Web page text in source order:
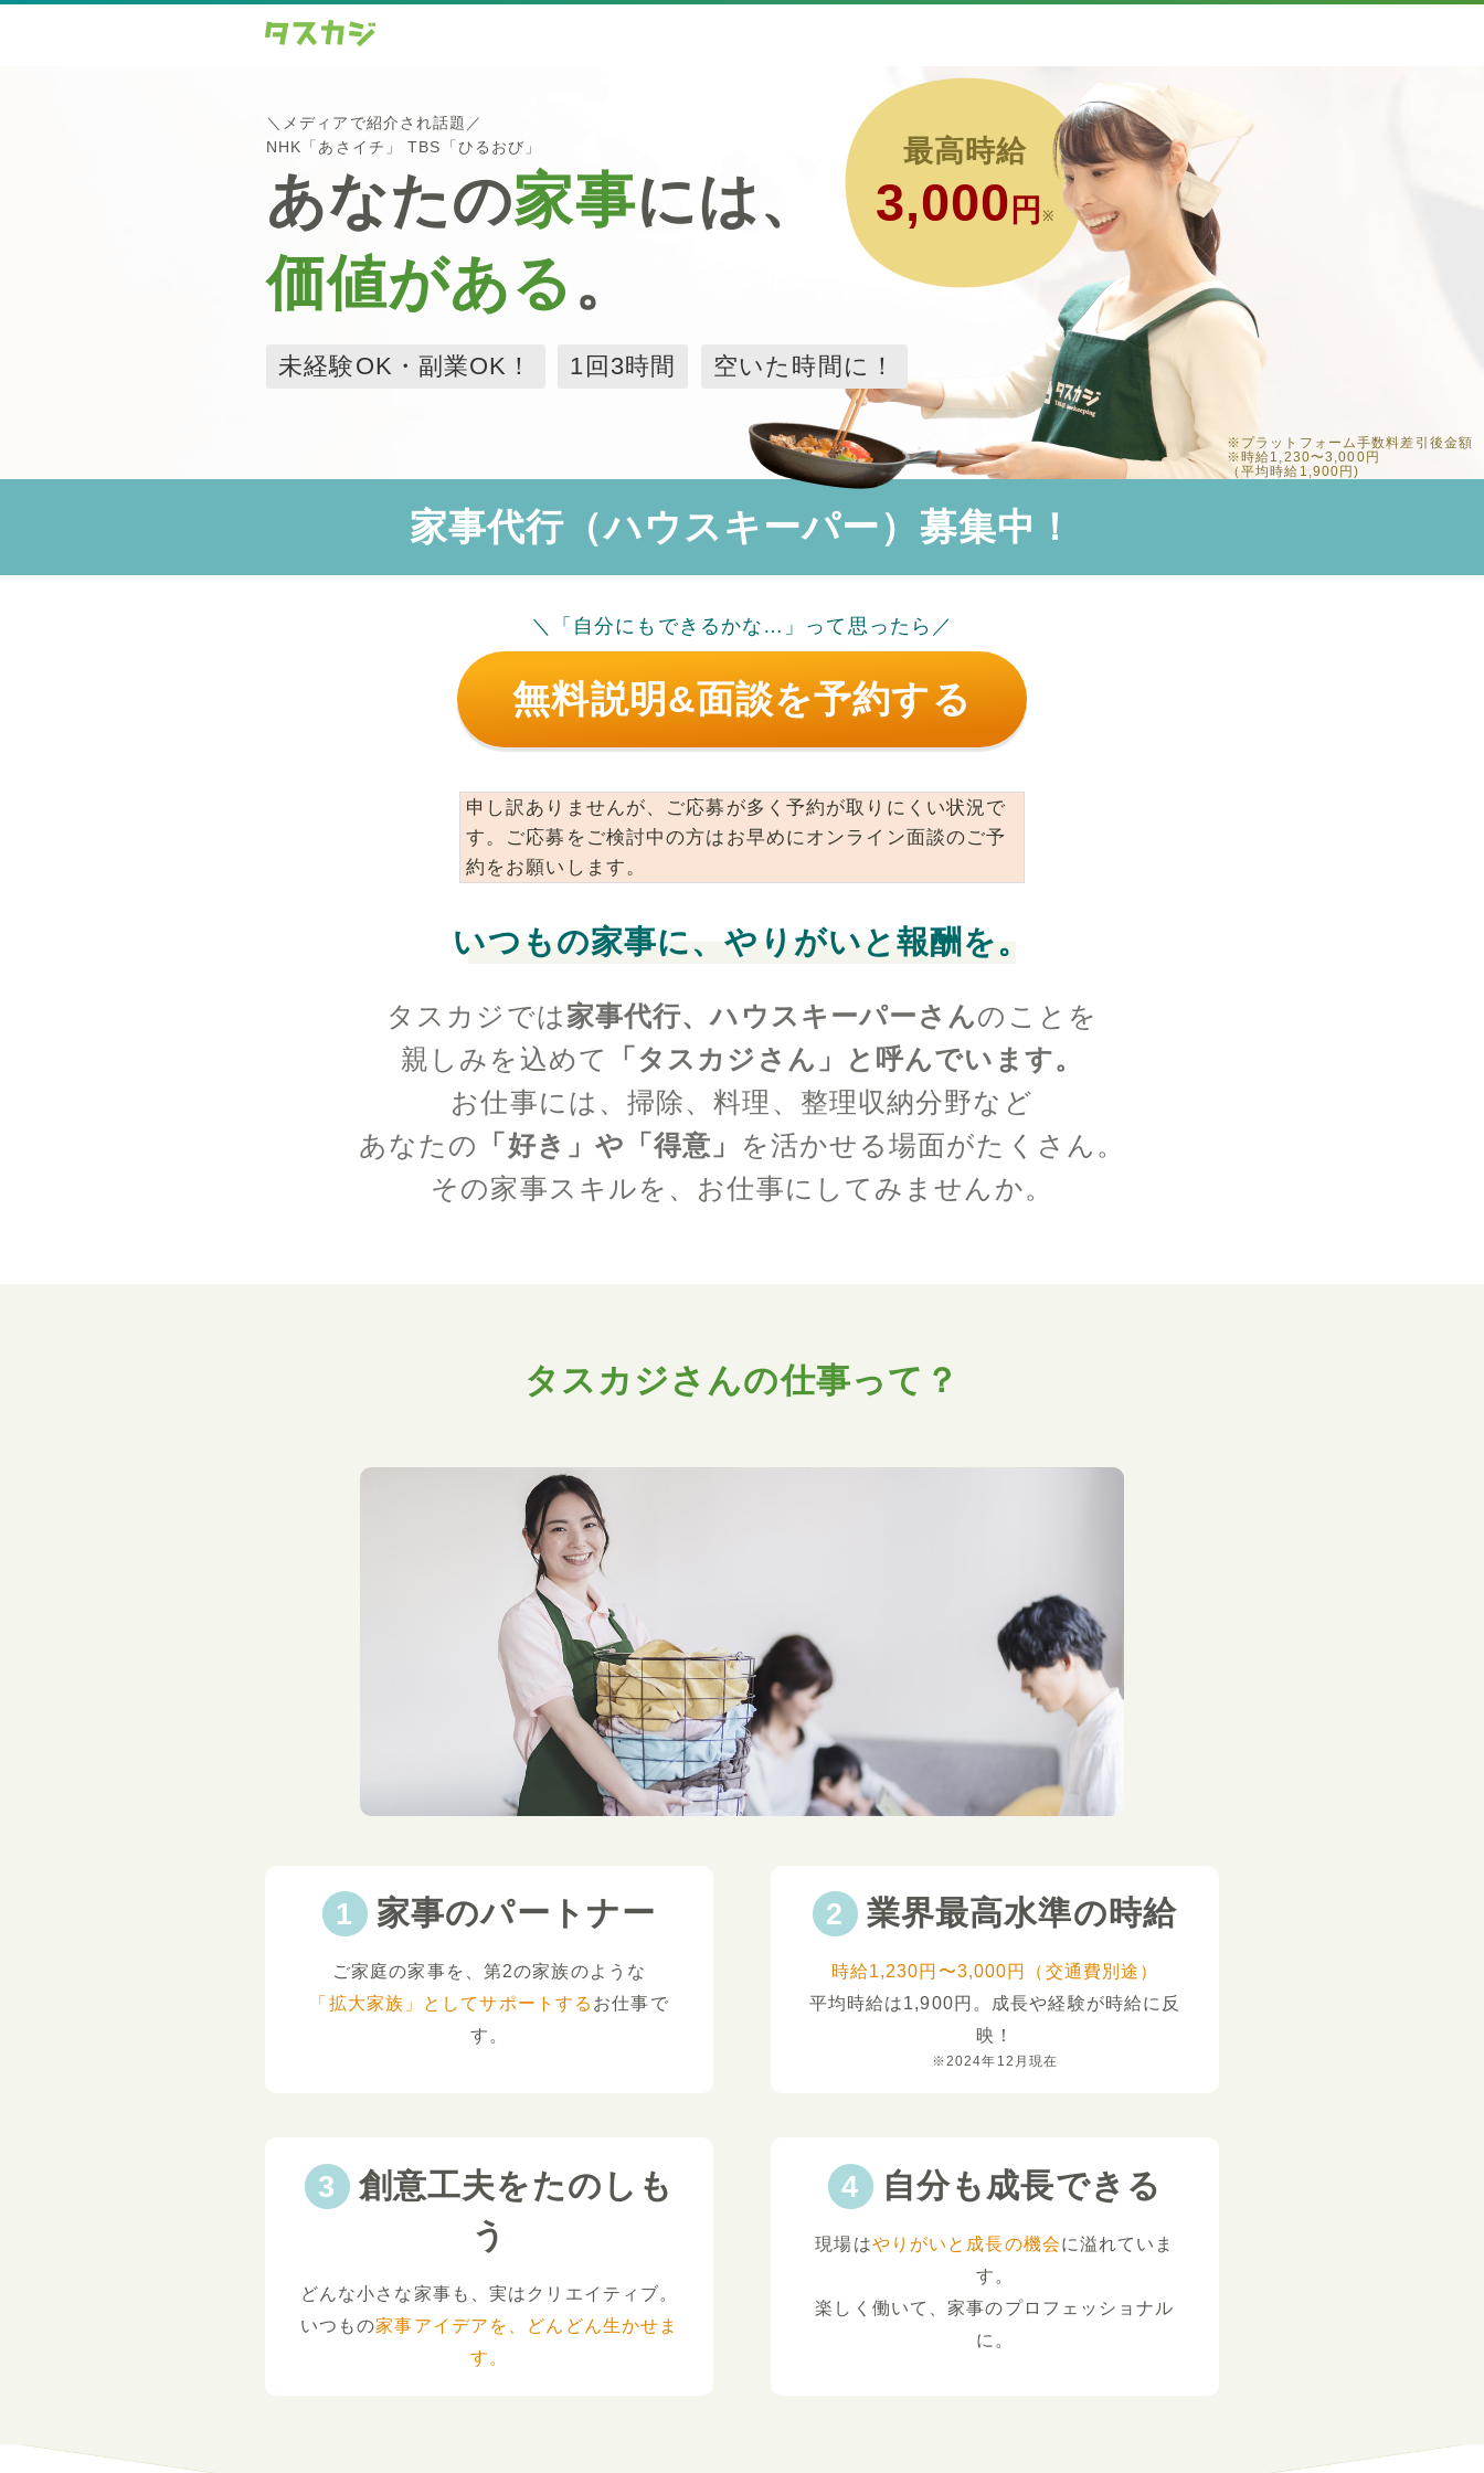
最高時給
3,000 円※
＼メディアで紹介され話題／
NHK「あさイチ」 TBS「ひるおび」
あなたの家事には、
価値がある 。
未経験OK・副業OK！ 1回3時間 空いた時間に！
※プラットフォーム手数料差引後金額
※時給1,230〜3,000円
（平均時給1,900円)
家事代行（ハウスキーパー）募集中！
＼「自分にもできるかな…」って思ったら／
無料説明&面談を予約する
申し訳ありませんが、ご応募が多く予約が取りにくい状況で
す。ご応募をご検討中の方はお早めにオンライン面談のご予
約をお願いします。
いつもの家事に、やりがいと報酬を。
タスカジでは家事代行、ハウスキーパーさんのことを
親しみを込めて
「タスカジさん」と呼んでいます。
お仕事には、掃除、料理、整理収納分野など
あなたの
「好き」や「得意」
を活かせる場面がたくさん。
その家事スキルを、お仕事にしてみませんか。
タスカジさんの仕事って？
家事のパートナー
ご家庭の家事を、第2の家族のような
「拡大家族」としてサポートする お仕事で
す。
業界最高水準の時給
時給1,230円〜3,000円（交通費別途）
平均時給は1,900円。
成長や経験が時給に反
映！
※2024年12月現在
創意工夫をたのしも
う
どんな小さな家事も、実はクリエイティブ。
いつもの家事アイデアを、どんどん生かせま
す。
自分も成長できる
現場はやりがいと成長の機会に溢れていま
す。
楽しく働いて、家事のプロフェッショナル
に。